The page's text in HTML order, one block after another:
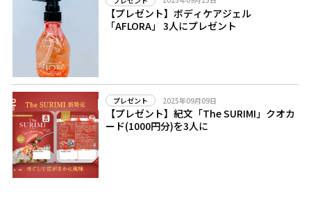
【プレゼント】ボディケアジェル
「AFLORA」 3人にプレゼント
プレゼント 2025年09月09日
【プレゼント】紀文「The SURIMI」クオカ
ード(1000円分)を3人に